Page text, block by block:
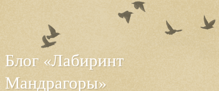
Блог «Лабиринт
Мандрагоры»